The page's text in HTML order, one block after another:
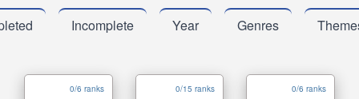
Incomplete Year Genres
0/6 ranks 0/15 ranks 0/6 ranks